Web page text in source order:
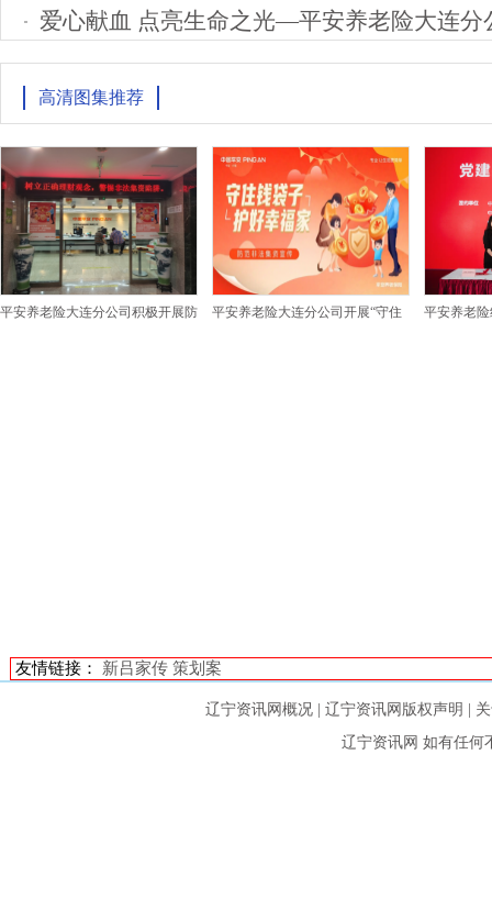
高清图集推荐
平安养老险大连分公司积极开展防 平安养老险大连分公司开展“守住 平安养老
友情链接： 新吕家传 策划案
辽宁资讯网概况 辽宁资讯网版权声明
辽宁资讯网 如有任何